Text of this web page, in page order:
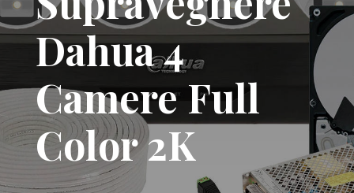
Dahua 4
Camere Full
Color 2K